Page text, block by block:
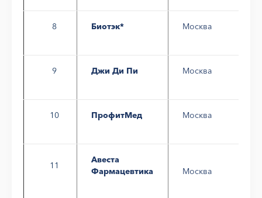
8 Биотэк* Москва
9 Джи Ди Пи Москва
10 ПрофитМед Москва
11
Авеста
Фармацевтика
Москва